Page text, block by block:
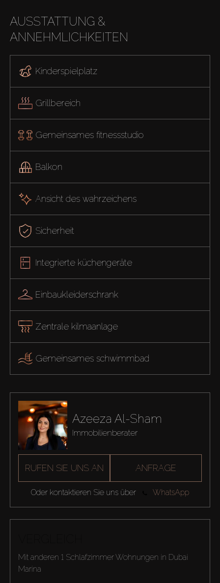
AUSSTATTUNG &
ANNEHMLICHKEITEN
Kinderspielplatz
Grillbereich
Gemeinsames fitnessstudio
Balkon
Ansicht des wahrzeichens
Sicherheit
Integrierte küchengeräte
Einbaukleiderschrank
Zentrale kilmaanlage
Gemeinsames schwimmbad
Azeeza Al-Sham
Immobilienberater
RUFEN SIE UNS AN ANFRAGE
Oder kontaktieren Sie uns über WhatsApp
Mit anderen 1 Schlafzimmer Wohnungen in Dubai
Marina